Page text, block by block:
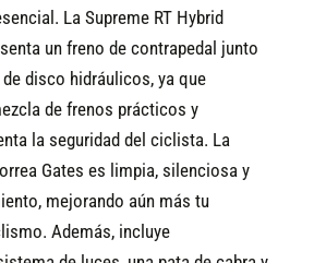
La Supreme RT Hybrid
un freno de contrapedal junto
disco hidráulicos, ya que
de frenos prácticos y
la seguridad del ciclista. La
Gates es limpia, silenciosa y
mejorando aún más tu
Además, incluye